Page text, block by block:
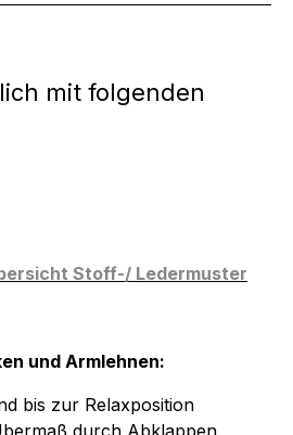
mit folgenden
Stoff-/ Ledermuster
und Armlehnen:
bis zur Relaxposition
durch Abklappen